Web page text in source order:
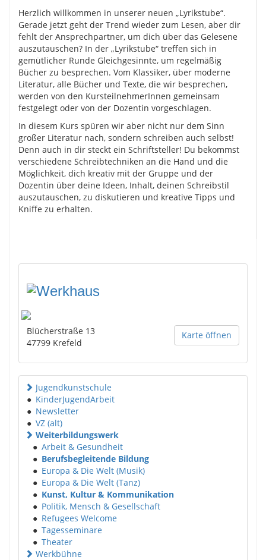
Herzlich willkommen in unserer neuen „Lyrikstube“.
Gerade jetzt geht der Trend wieder zum Lesen, aber dir
fehlt der Ansprechpartner, um dich über das Gelesene
auszutauschen? In der „Lyrikstube“ treffen sich in
gemütlicher Runde Gleichgesinnte, um regelmäßig
Bücher zu besprechen. Vom Klassiker, über moderne
Literatur, alle Bücher und Texte, die wir besprechen,
werden von den KursteilnehmerInnen gemeinsam
festgelegt oder von der Dozentin vorgeschlagen.
In diesem Kurs spüren wir aber nicht nur dem Sinn
großer Literatur nach, sondern schreiben auch selbst!
Denn auch in dir steckt ein Schriftsteller! Du bekommst
verschiedene Schreibtechniken an die Hand und die
Möglichkeit, dich kreativ mit der Gruppe und der
Dozentin über deine Ideen, Inhalt, deinen Schreibstil
auszutauschen, zu diskutieren und kreative Tipps und
Kniffe zu erhalten.
Karte öffnen
Blücherstraße 13
47799 Krefeld
Jugendkunstschule
● KinderJugendArbeit
● Newsletter
● VZ (alt)
Weiterbildungswerk
● Arbeit & Gesundheit
● Berufsbegleitende Bildung
● Europa & Die Welt (Musik)
● Europa & Die Welt (Tanz)
● Kunst, Kultur & Kommunikation
● Politik, Mensch & Gesellschaft
● Refugees Welcome
● Tagesseminare
● Theater
Werkbühne